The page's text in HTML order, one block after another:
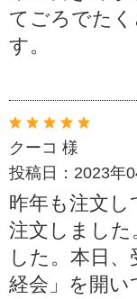
てごろでた
す。
クーコ 様
投稿日：2023年
昨年も注文
注文しまし
した。本日
経会」を開